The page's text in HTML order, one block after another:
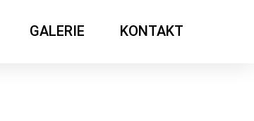
GALERIE KONTAKT